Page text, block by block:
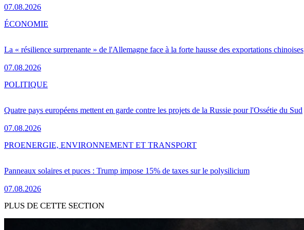
07.08.2026
La « résilience surprenante » de l'Allemagne face à la forte hausse des exportations chinoises
07.08.2026
ÉCONOMIE
Quatre pays européens mettent en garde contre les projets de la Russie pour l'Ossétie du Sud
07.08.2026
POLITIQUE
Panneaux solaires et puces : Trump impose 15% de taxes sur le polysilicium
07.08.2026
PROENERGIE, ENVIRONNEMENT ET TRANSPORT
PLUS DE CETTE SECTION